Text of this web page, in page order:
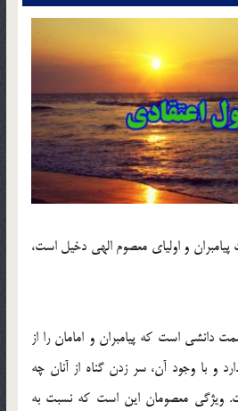
و اولیای معصوم الهی دخیل است،
دانشي است كه پيامبران و امامان را از
و با وجود آن، سر زدن گناه از آنان چه
ويژگي معصومان اين است كه نسبت به